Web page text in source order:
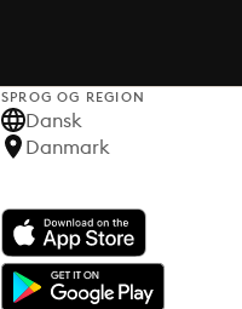
SPROG OG REGION
Dansk
Danmark